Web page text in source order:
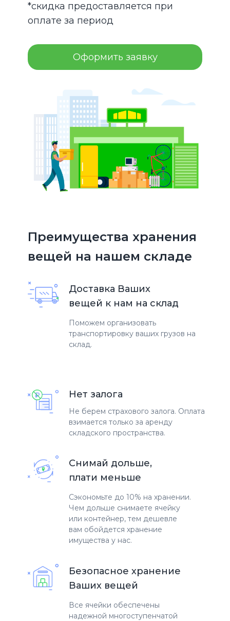
Оформить заявку
*скидка предоставляется при
оплате за период
Преимущества хранения
вещей на нашем складе
Снимай дольше,
плати меньше
Сэкономьте до 10% на хранении.
Чем дольше снимаете ячейку
или контейнер, тем дешевле
вам обойдется хранение
имущества у нас.
Безопасное хранение
Ваших вещей
Все ячейки обеспечены
надежной многоступенчатой
Доставка Ваших
вещей к нам на склад
Поможем организовать
транспортировку ваших грузов на
склад.
Нет залога
Не берем страхового залога. Оплата
взимается только за аренду
складского пространства.